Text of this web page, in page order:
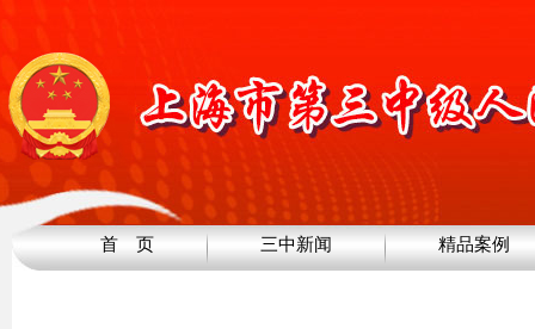
首 页 三中新闻 精品案例